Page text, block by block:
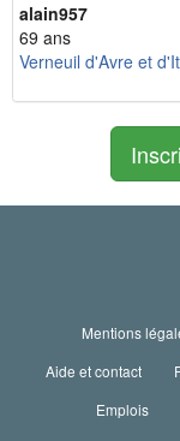
alain957
69 ans
Verneuil d'Avre et
Mentions
Aide et contact
Emplois